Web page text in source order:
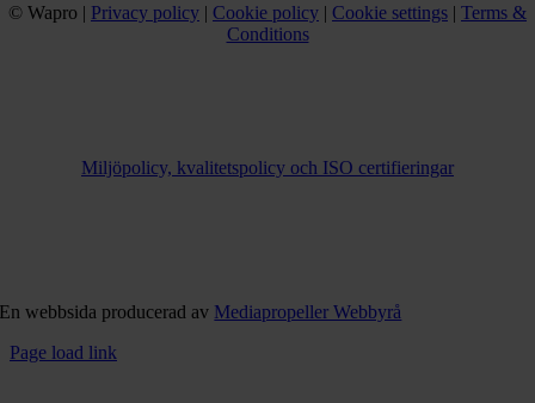
© Wapro | Privacy policy | Cookie policy | Cookie settings | Terms &
Conditions
Miljöpolicy, kvalitetspolicy och ISO certifieringar
En webbsida producerad av Mediapropeller Webbyrå
Page load link